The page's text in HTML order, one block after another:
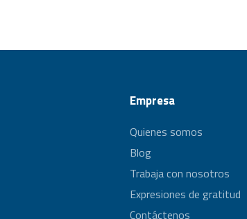
Empresa
Quienes somos
Blog
Trabaja con nosotros
Expresiones de gratitud
Contáctenos